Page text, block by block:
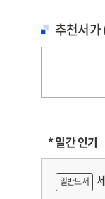
그
추천서가
* 일간 인기
일반도서